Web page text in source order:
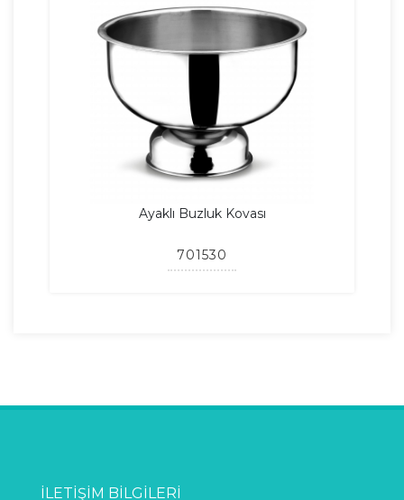
Ayaklı Buzluk Kovası
701530
İLETIŞIM BILGILERI